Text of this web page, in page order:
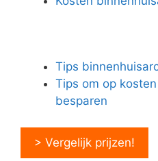
Tips
Tips om op
besparen
> Vergelijk prijzen!